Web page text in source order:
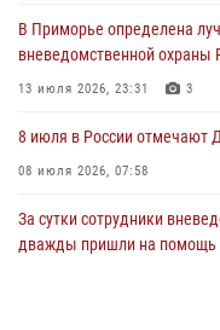
службе
27 июля 2026, 02:30
В Приморье определена
вневедомственной охраны
13 июля 2026, 23:31 3
8 июля в России отмечают
08 июля 2026, 07:58
За сутки сотрудники
дважды пришли на помощь